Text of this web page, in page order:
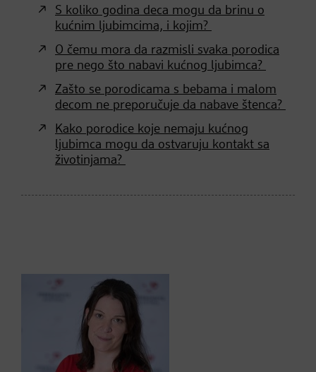
S koliko godina deca mogu da brinu o
kućnim ljubimcima, i kojim?
O čemu mora da razmisli svaka porodica
pre nego što nabavi kućnog ljubimca?
Zašto se porodicama s bebama i malom
decom ne preporučuje da nabave štenca?
Kako porodice koje nemaju kućnog
ljubimca mogu da ostvaruju kontakt sa
životinjama?